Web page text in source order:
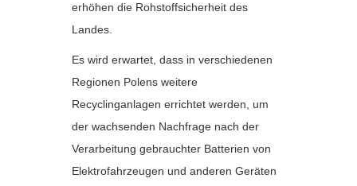
erhöhen die Rohstoffsicherheit des
Landes.
Es wird erwartet, dass in verschiedenen
Regionen Polens weitere
Recyclinganlagen errichtet werden, um
der wachsenden Nachfrage nach der
Verarbeitung gebrauchter Batterien von
Elektrofahrzeugen und anderen Geräten